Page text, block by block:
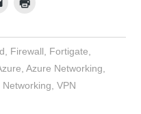
Firewall Fortigate
Azure Networking
Networking ,VPN